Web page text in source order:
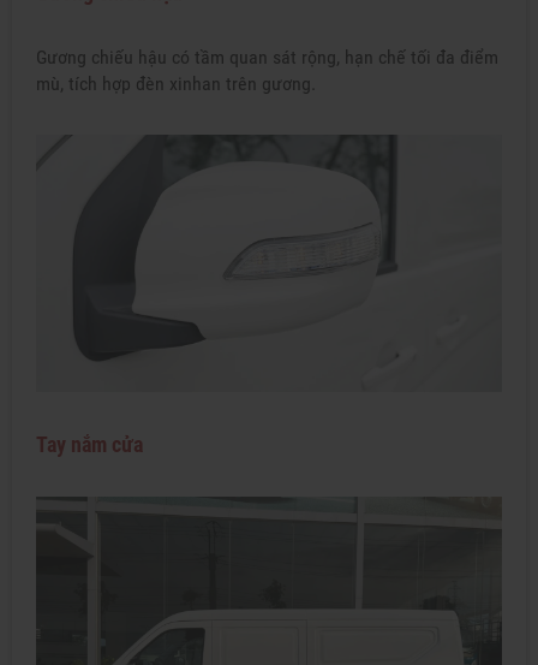
Gương chiếu hậu có tầm quan sát rộng, hạn chế tối đa điểm
mù, tích hợp đèn xinhan trên gương.
Tay nắm cửa